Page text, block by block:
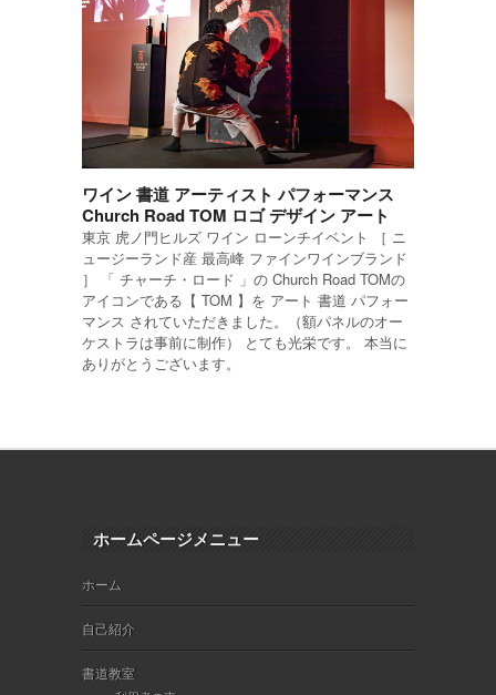
ワイン 書道 アーティスト パフォーマンス
Church Road TOM ロゴ デザイン アート
東京 虎ノ門ヒルズ ワイン ローンチイベント ［ ニ
ュージーランド産 最高峰 ファインワインブランド
］ 「 チャーチ・ロード 」の Church Road TOMの
アイコンである【 TOM 】を アート 書道 パフォー
マンス されていただきました。（額パネルのオー
ケストラは事前に制作） とても光栄です。 本当に
ありがとうございます。
ホームページメニュー
ホーム
自己紹介
書道教室